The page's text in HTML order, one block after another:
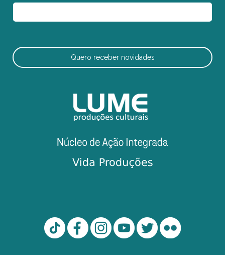
Quero receber novidades